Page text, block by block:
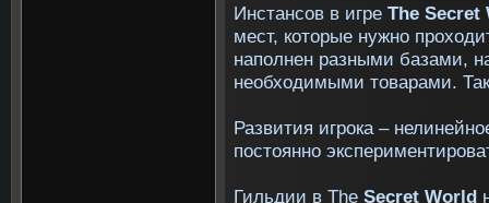
Инстансов в игре The Secret
мест, которые нужно
наполнен разными базами,
необходимыми товарами.
Развития игрока –
постоянно
Гильдии в The Secret World